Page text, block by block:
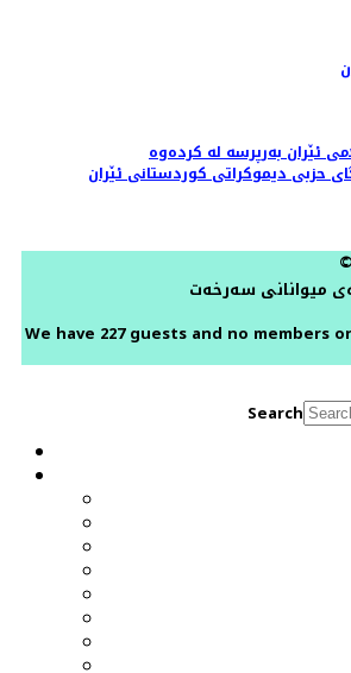
ئێران بەرپرسە لە کردەوە
حزبی دیموکراتی کوردستانی ئێران
میوانانی سەرخەت
We have 227 guests and no members
Search